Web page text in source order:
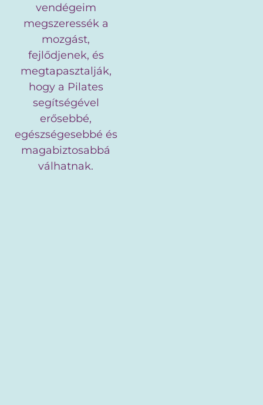
vendégeim
megszeressék a
mozgást,
fejlődjenek, és
megtapasztalják,
hogy a Pilates
segítségével
erősebbé,
egészségesebbé és
magabiztosabbá
válhatnak.